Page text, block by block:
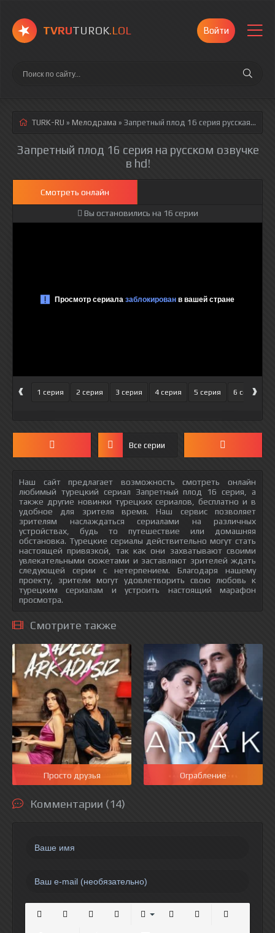
TVRUTUROK.LOL Войти
TURK-RU » Мелодрама » Запретный плод 16 серия русская озвучка полностью смотреть онлайн!
Запретный плод 16 серия на русском озвучке
в hd!
Смотреть онлайн
Вы остановились на 16 серии
‹ 1 серия 2 серия 3 серия 4 серия 5 серия 6 серия
›
Все серии
Наш сайт предлагает возможность смотреть онлайн
любимый турецкий сериал Запретный плод 16 серия, а
также другие новинки турецких сериалов, бесплатно и в
удобное для зрителя время. Наш сервис позволяет
зрителям наслаждаться сериалами на различных
устройствах, будь то путешествие или домашняя
обстановка. Турецкие сериалы действительно могут стать
настоящей привязкой, так как они захватывают своими
увлекательными сюжетами и заставляют зрителей ждать
следующей серии с нетерпением. Благодаря нашему
проекту, зрители могут удовлетворить свою любовь к
турецким сериалам и устроить настоящий марафон
просмотра.
Смотрите также
Просто друзья Ограбление
Комментарии (14)